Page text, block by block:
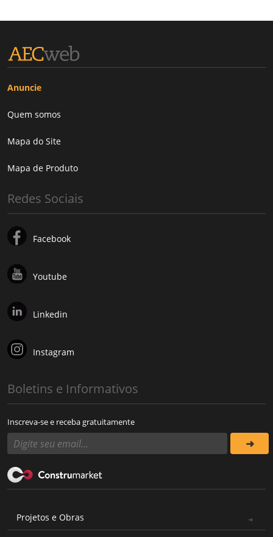
Anuncie
Quem somos
Mapa do Site
Mapa de Produto
Redes Sociais
Facebook
Youtube
Linkedin
Instagram
Boletins e Informativos
Inscreva-se e receba gratuitamente
Projetos e Obras